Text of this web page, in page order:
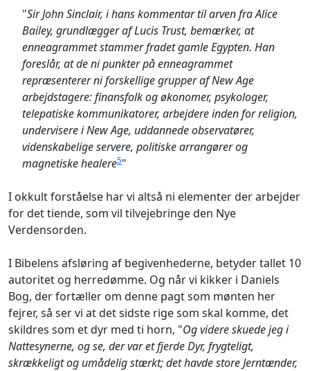
"Sir John Sinclair, i hans kommentar til arven fra Alice
Bailey, grundlægger af Lucis Trust, bemærker, at
enneagrammet stammer fradet gamle Egypten. Han
foreslår, at de ni punkter på enneagrammet
repræsenterer ni forskellige grupper af New Age
arbejdstagere: finansfolk og økonomer, psykologer,
telepatiske kommunikatorer, arbejdere inden for religion,
undervisere i New Age, uddannede observatører,
videnskabelige servere, politiske arrangører og
magnetiske healere5"
I okkult forståelse har vi altså ni elementer der arbejder
for det tiende, som vil tilvejebringe den Nye
Verdensorden.
I Bibelens afsløring af begivenhederne, betyder tallet 10
autoritet og herredømme. Og når vi kikker i Daniels
Bog, der fortæller om denne pagt som mønten her
fejrer, så ser vi at det sidste rige som skal komme, det
skildres som et dyr med ti horn, "Og videre skuede jeg i
Nattesynerne, og se, der var et fjerde Dyr, frygteligt,
skrækkeligt og umådelig stærkt; det havde store Jerntænder,